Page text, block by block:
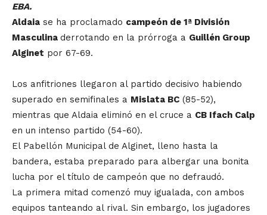
EBA.
Aldaia se ha proclamado campeón de 1ª División
Masculina derrotando en la prórroga a Guillén Group
Alginet por 67-69.
Los anfitriones llegaron al partido decisivo habiendo
superado en semifinales a Mislata BC (85-52),
mientras que Aldaia eliminó en el cruce a CB Ifach Calp
en un intenso partido (54-60).
El Pabellón Municipal de Alginet, lleno hasta la
bandera, estaba preparado para albergar una bonita
lucha por el título de campeón que no defraudó.
La primera mitad comenzó muy igualada, con ambos
equipos tanteando al rival. Sin embargo, los jugadores